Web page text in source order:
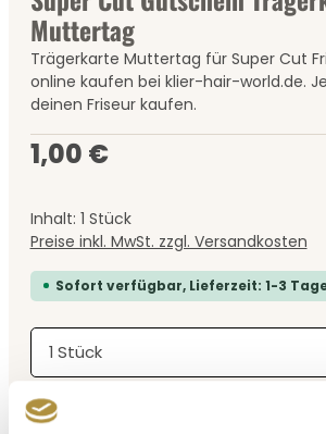
Muttertag
Trägerkarte Muttertag für Super Cut
online kaufen bei klier-hair-world.de.
deinen Friseur kaufen.
Regulärer Preis:
1,00 €
Inhalt: 1 Stück
Preise inkl. MwSt. zzgl. Versandkosten
Sofort verfügbar, Lieferzeit: 1-3
Produkt Anzahl: Gib den